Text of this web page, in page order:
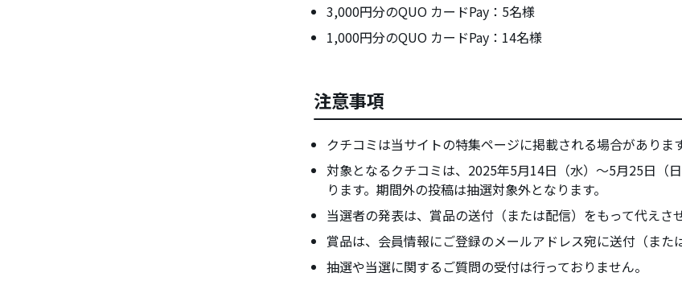
3,000円分のQUO カードPay：5名様
1,000円分のQUO カードPay：14名様
注意事項
クチコミは当サイトの特集ページに掲載される場合があります
対象となるクチコミは、2025年5月14日（水）～5月25日（
ります。期間外の投稿は抽選対象外となります。
当選者の発表は、賞品の送付（または配信）をもって代えさ
賞品は、会員情報にご登録のメールアドレス宛に送付（また
抽選や当選に関するご質問の受付は行っておりません。